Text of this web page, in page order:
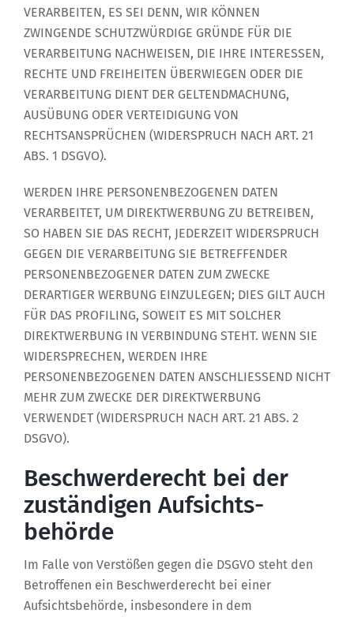
VERARBEITEN, ES SEI DENN, WIR KÖNNEN
ZWINGENDE SCHUTZWÜRDIGE GRÜNDE FÜR DIE
VERARBEITUNG NACHWEISEN, DIE IHRE INTERESSEN,
RECHTE UND FREIHEITEN ÜBERWIEGEN ODER DIE
VERARBEITUNG DIENT DER GELTENDMACHUNG,
AUSÜBUNG ODER VERTEIDIGUNG VON
RECHTSANSPRÜCHEN (WIDERSPRUCH NACH ART. 21
ABS. 1 DSGVO).
WERDEN IHRE PERSONENBEZOGENEN DATEN
VERARBEITET, UM DIREKTWERBUNG ZU BETREIBEN,
SO HABEN SIE DAS RECHT, JEDERZEIT WIDERSPRUCH
GEGEN DIE VERARBEITUNG SIE BETREFFENDER
PERSONENBEZOGENER DATEN ZUM ZWECKE
DERARTIGER WERBUNG EINZULEGEN; DIES GILT AUCH
FÜR DAS PROFILING, SOWEIT ES MIT SOLCHER
DIREKTWERBUNG IN VERBINDUNG STEHT. WENN SIE
WIDERSPRECHEN, WERDEN IHRE
PERSONENBEZOGENEN DATEN ANSCHLIESSEND NICHT
MEHR ZUM ZWECKE DER DIREKTWERBUNG
VERWENDET (WIDERSPRUCH NACH ART. 21 ABS. 2
DSGVO).
Beschwerde­recht bei der
zuständigen Aufsichts­
behörde
Im Falle von Verstößen gegen die DSGVO steht den
Betroffenen ein Beschwerderecht bei einer
Aufsichtsbehörde, insbesondere in dem